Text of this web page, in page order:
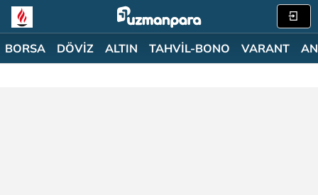
BORSA DÖVİZ ALTIN TAHVİL-BONO VARANT